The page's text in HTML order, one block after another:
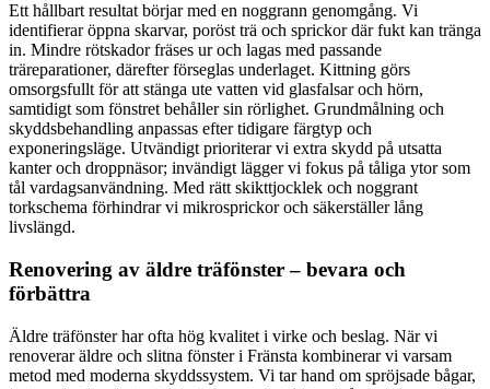
Ett hållbart resultat börjar med en noggrann genomgång. Vi
identifierar öppna skarvar, poröst trä och sprickor där fukt kan tränga
in. Mindre rötskador fräses ur och lagas med passande
träreparationer, därefter förseglas underlaget. Kittning görs
omsorgsfullt för att stänga ute vatten vid glasfalsar och hörn,
samtidigt som fönstret behåller sin rörlighet. Grundmålning och
skyddsbehandling anpassas efter tidigare färgtyp och
exponeringsläge. Utvändigt prioriterar vi extra skydd på utsatta
kanter och droppnäsor; invändigt lägger vi fokus på tåliga ytor som
tål vardagsanvändning. Med rätt skikttjocklek och noggrant
torkschema förhindrar vi mikrosprickor och säkerställer lång
livslängd.
Renovering av äldre träfönster – bevara och
förbättra
Äldre träfönster har ofta hög kvalitet i virke och beslag. När vi
renoverar äldre och slitna fönster i Fränsta kombinerar vi varsam
metod med moderna skyddssystem. Vi tar hand om spröjsade bågar,